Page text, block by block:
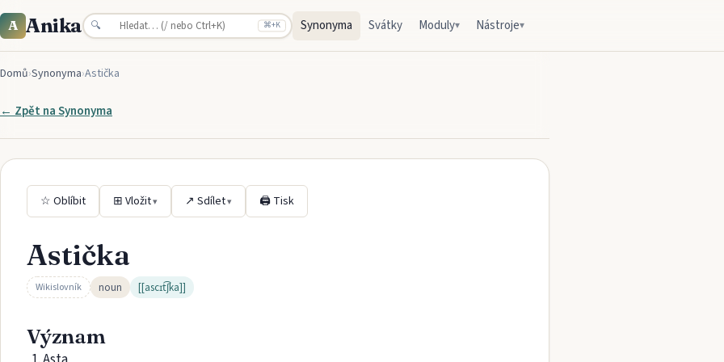
A Anika 🔍 ⌘+K Synonyma Svátky Moduly▾ Nástroje▾
Domů›Synonyma›Astička
← Zpět naSynonyma
☆ Oblíbit ⊞ Vložit▾ ↗ Sdílet▾ 🖨 Tisk
Astička
Wikislovník noun [[ascɪt͡ʃka]]
Význam